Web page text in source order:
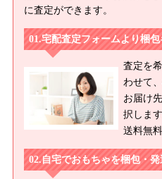
に査定ができます。
宅配査定フォームより梱
査定を
わせて
お届け
択します
送料無
自宅でおもちゃを梱包・発